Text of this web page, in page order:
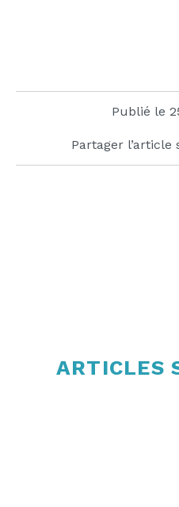
Publié le
Partager l’article
ARTICLES